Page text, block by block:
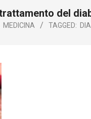
del
MEDICINA TAGGED: